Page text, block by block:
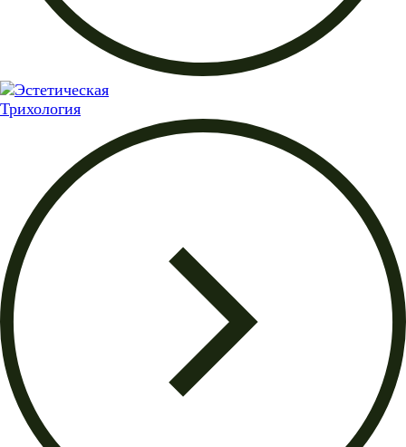
Трихология